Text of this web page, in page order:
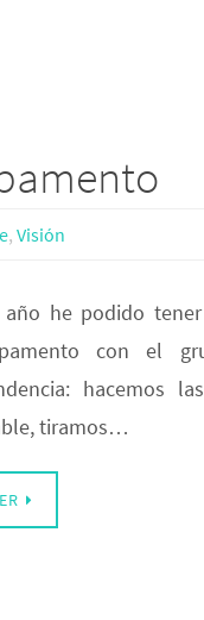
, Visión
año he podido
con el
hacemos
tiramos…